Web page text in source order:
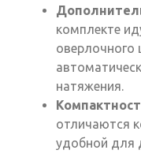
комплекте
натяжения.
отличаются
удобной для